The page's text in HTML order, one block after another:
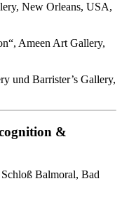
New Orleans, USA,
Ameen Art Gallery,
und Barrister’s Gallery,
&
Balmoral, Bad